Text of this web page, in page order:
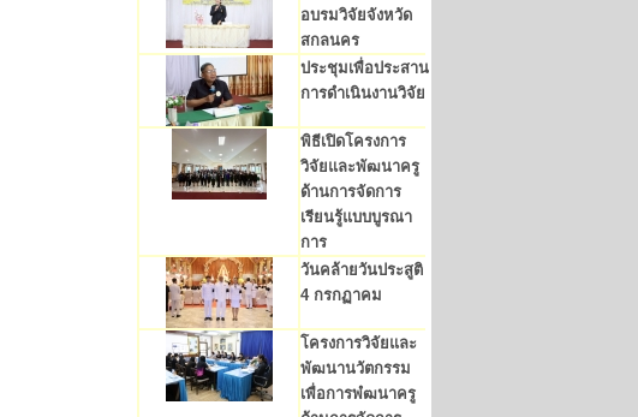
อบรมวิจัยจังหวัด
สกลนคร
ประชุมเพื่อประสาน
การดำเนินงานวิจัย
พิธีเปิดโครงการ
วิจัยและพัฒนาครู
ด้านการจัดการ
เรียนรู้แบบบูรณา
การ
วันคล้ายวันประสูติ
4 กรกฏาคม
โครงการวิจัยและ
พัฒนานวัตกรรม
เพื่อการพํฒนาครู